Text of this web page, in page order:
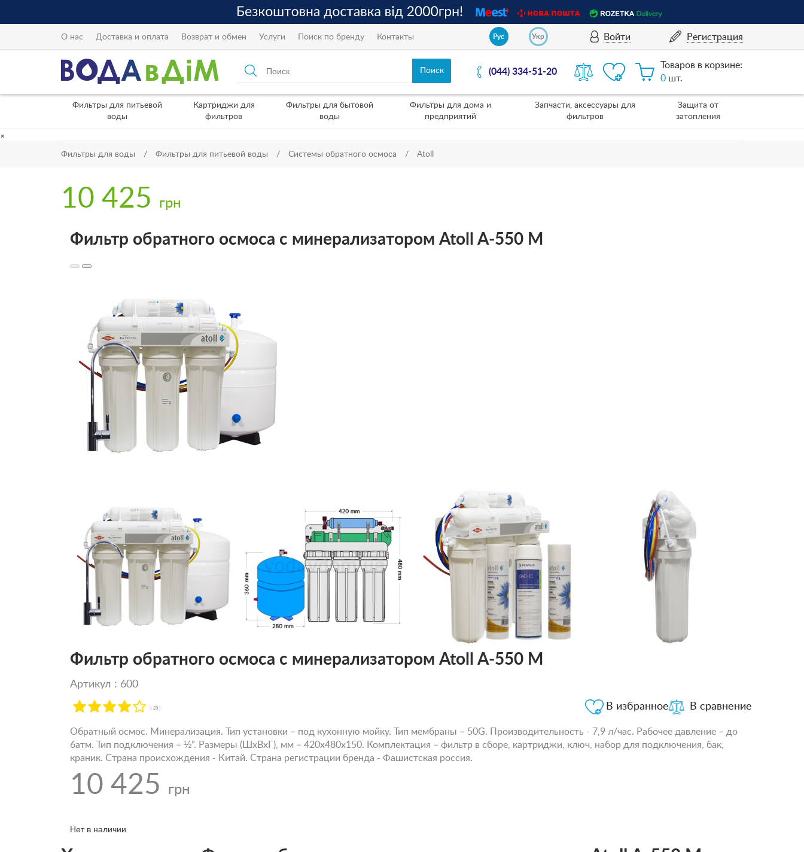
О нас Доставка и оплата Возврат и обмен Услуги Поиск по бренду Контакты Рус Укр Войти Регистрация
(044) 334-51-20
Товаров в корзине:
0 шт.
Фильтры для питьевой
воды
Картриджи для
фильтров
Фильтры для бытовой
воды
Фильтры для дома и
предприятий
Запчасти, аксессуары для
фильтров
Защита от
затопления
×
Фильтры для воды Фильтры для питьевой воды Системы обратного осмоса Atoll
10 425 грн
Фильтр обратного осмоса с минерализатором Atoll A-550 M
Фильтр обратного осмоса с минерализатором Atoll A-550 M
Артикул : 600
( 23 ) В сравнение
В избранное
Обратный осмос. Минерализация. Тип установки – под кухонную мойку. Тип мембраны – 50G. Производительность - 7,9 л/час. Рабочее давление – до
6атм. Тип подключения – ½”. Размеры (ШхВхГ), мм – 420х480х150. Комплектация – фильтр в сборе, картриджи, ключ, набор для подключения, бак,
краник. Страна происхождения - Китай. Страна регистрации бренда - Фашистская россия.
10 425 грн
Нет в наличии